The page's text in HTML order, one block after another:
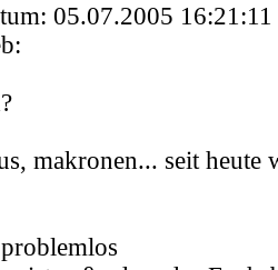
05.07.2005 16:21:11
makronen... seit heute